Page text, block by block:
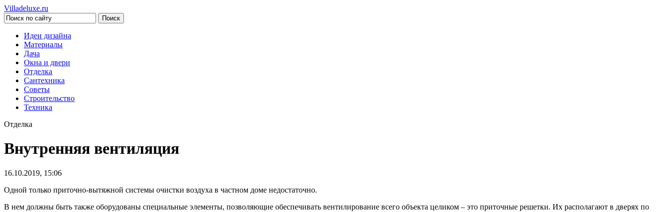
Villadeluxe.ru
Идеи дизайна
Материалы
Дача
Окна и двери
Отделка
Сантехника
Советы
Строительство
Техника
Отделка
Внутренняя вентиляция
16.10.2019, 15:06
Одной только приточно-вытяжной системы очистки воздуха в частном доме недостаточно.
В нем должны быть также оборудованы специальные элементы, позволяющие обеспечивать вентилирование всего объекта целиком – это приточные решетки. Их располагают в дверях по